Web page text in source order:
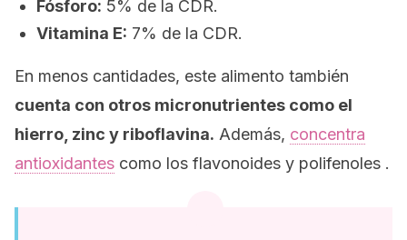
Fósforo: 5% de la CDR.
Vitamina E: 7% de la CDR.
En menos cantidades, este alimento también
cuenta con otros micronutrientes como el
hierro, zinc y riboflavina. Además, concentra
antioxidantes como los flavonoides y polifenoles .